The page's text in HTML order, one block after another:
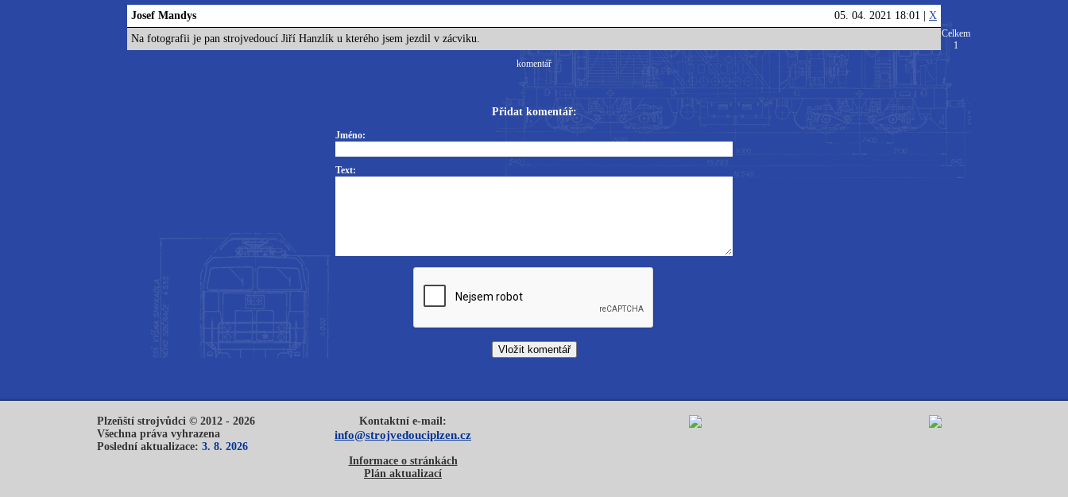
Josef Mandys 05. 04. 2021 18:01 | X
Na fotografii je pan strojvedoucí Jiří Hanzlík u kterého jsem jezdil v zácviku.
Celkem
1
komentář
Přidat komentář:
Jméno:
Text:
Plzeňští strojvůdci © 2012 - 2026
Všechna práva vyhrazena
Poslední aktualizace: 3. 8. 2026
Kontaktní e-mail:
info@strojvedouciplzen.cz
Informace o stránkách
Plán aktualizací